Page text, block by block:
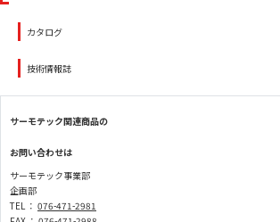
カタログ
技術情報誌
サーモテック関連商品の
お問い合わせは
サーモテック事業部
企画部
TEL ： 076-471-2981